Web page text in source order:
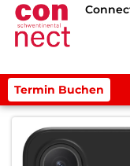
Termin Buchen